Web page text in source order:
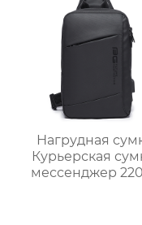
Нагрудная
Курьерская
мессенджер